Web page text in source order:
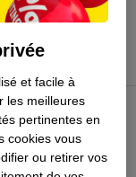
et facile à
les meilleures
pertinentes en
cookies vous
ou retirer vos